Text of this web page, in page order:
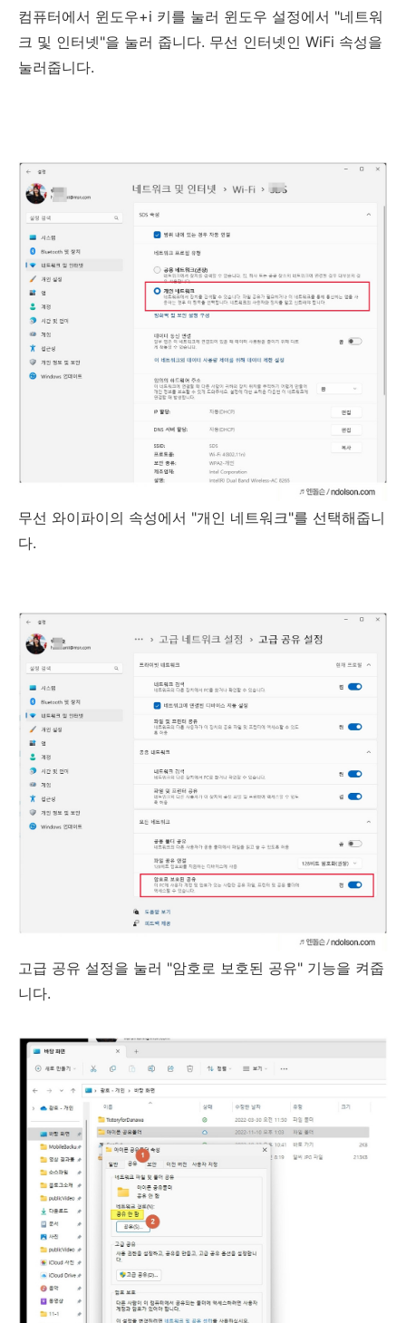
컴퓨터에서 윈도우+i 키를 눌러 윈도우 설정에서 "네트워
크 및 인터넷"을 눌러 줍니다. 무선 인터넷인 WiFi 속성을
눌러줍니다.
무선 와이파이의 속성에서 "개인 네트워크"를 선택해줍니
다.
고급 공유 설정을 눌러 "암호로 보호된 공유" 기능을 켜줍
니다.